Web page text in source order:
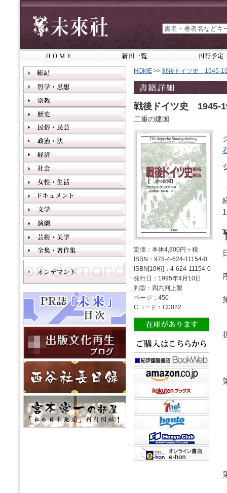
HOME >> 戦後ドイツ史 1945-
戦後ドイツ史 1945-
二重の建国
定価：本体4,800円＋税
ISBN：978-4-624-11154-0
ISBN[10桁]：4-624-11154-0
発行日：1995年4月10日
判型：四六判上製
ページ：450
Cコード：C0022